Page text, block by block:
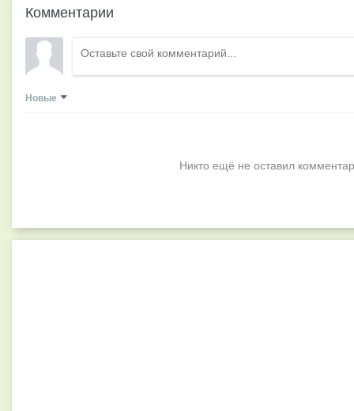
Комментарии
Новые
Никто ещё не оставил